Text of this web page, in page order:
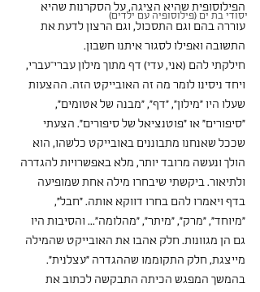
יסודי בת ים (פילוסופיה עם ילדים)
הפילוסופית שהיא הציגה, על הסקרנות שהיא
עוררה בהם וגם התסכול, וגם הרצון לדעת את
התשובה ואפילו לסגור איתנו חשבון.
חילקתי להם (אני, עדי) דף מתוך מילון עברי־עברי,
ויחד ניסינו לומר מה זה האובייקט הזה. ההצעות
שעלו היו "מילון", "דף", "מבנה של אטומים",
"סיפורים" או "פוטנציאל של סיפורים". הצעתי
שככל שאנחנו מתבוננים באובייקט כלשהו, הוא
הולך ונעשה מרובד יותר, מלא באפשרויות להגדרה
ולתיאור. ביקשתי שיבחרו מילה אחת שמופיעה
בדף ויאמרו להם בחרו דווקא אותה. "חבל",
"מיוחד", "מרק", "מיתר", "מהלומה"... והסיבות היו
גם הן מגוונות. חלק אהבו את האובייקט שהמילה
מייצגת, חלק התקוממו שההגדרה "עצלנית".
בהמשך המפגש הכיתה התבקשה לכתוב את